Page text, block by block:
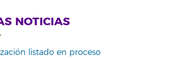
NOTICIAS
listado en proceso